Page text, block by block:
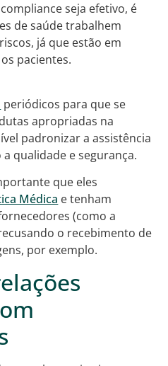
seja efetivo, é
de saúde trabalhem
já que estão em
pacientes.
periódicos para que se
apropriadas na
padronizar a assistência
qualidade e segurança.
que eles
Médica e tenham
(como a
o recebimento de
por exemplo.